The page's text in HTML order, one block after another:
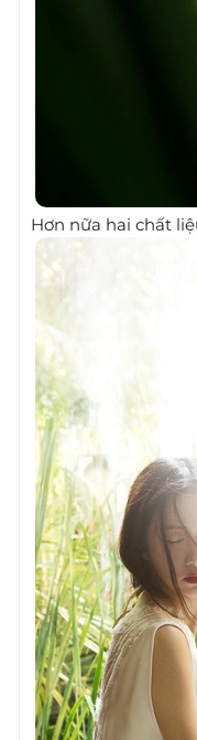
Hơn nữa hai chất